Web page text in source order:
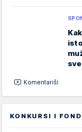
Komentariši
KONKURSI I